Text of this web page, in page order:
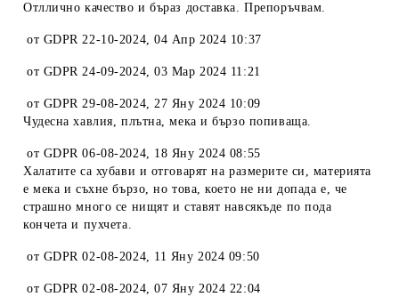
Отллично качество и бъраз доставка. Препоръчвам.
от GDPR 22-10-2024,04 Апр 2024 10:37
от GDPR 24-09-2024,03 Мар 2024 11:21
от GDPR 29-08-2024,27 Яну 2024 10:09
Чудесна хавлия, плътна, мека и бързо попиваща.
от GDPR 06-08-2024, 18 Яну 2024 08:55
Халатите са хубави и отговарят на размерите си, материята
е мека и съхне бързо, но това, което не ни допада е, че
страшно много се нищят и ставят навсякъде по пода
кончета и пухчета.
от GDPR 02-08-2024, 11 Яну 2024 09:50
от GDPR 02-08-2024,07 Яну 2024 22:04